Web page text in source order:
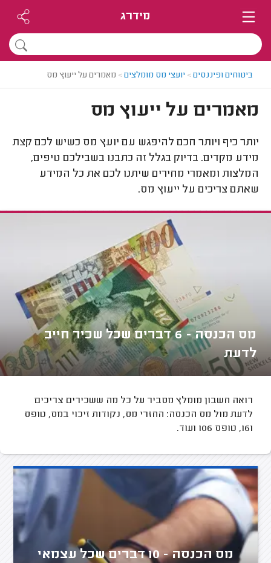
מידרג
ביטוחים ופיננסים> יועצי מס מומלצים> מאמרים על ייעוץ מס
מאמרים על ייעוץ מס
יותר כיף ויותר חכם להיפגש עם יועץ מס כשיש לכם קצת
מידע מקדים. בדיוק בגלל זה כתבנו בשבילכם טיפים,
המלצות ומאמרי מחירים שיתנו לכם את כל המידע
שאתם צריכים על ייעוץ מס.
מס הכנסה - 6 דברים שכל שכיר חייב
לדעת
רואה חשבון מומלץ מסביר על כל מה ששכירים צריכים
לדעת מול מס הכנסה: החזרי מס, נקודות זיכוי במס, טופס
161, טופס 106 ועוד.
מס הכנסה - 10 דברים שכל עצמאי